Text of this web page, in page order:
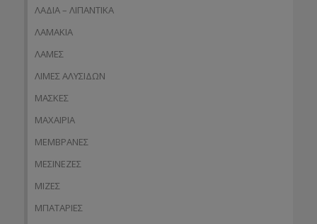
ΛΑΔΙΑ – ΛΙΠΑΝΤΙΚΑ
ΛΑΜΑΚΙΑ
ΛΑΜΕΣ
ΛΙΜΕΣ ΑΛΥΣΙΔΩΝ
ΜΑΣΚΕΣ
ΜΑΧΑΙΡΙΑ
ΜΕΜΒΡΑΝΕΣ
ΜΕΣΙΝΕΖΕΣ
ΜΙΖΕΣ
ΜΠΑΤΑΡΙΕΣ